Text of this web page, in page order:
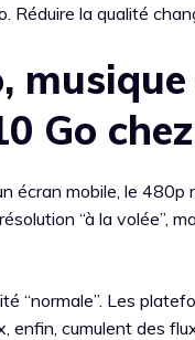
la qualité
Go
écran mobile, le
“à la volée”,
“normale”. Les
enfin, cumulent des